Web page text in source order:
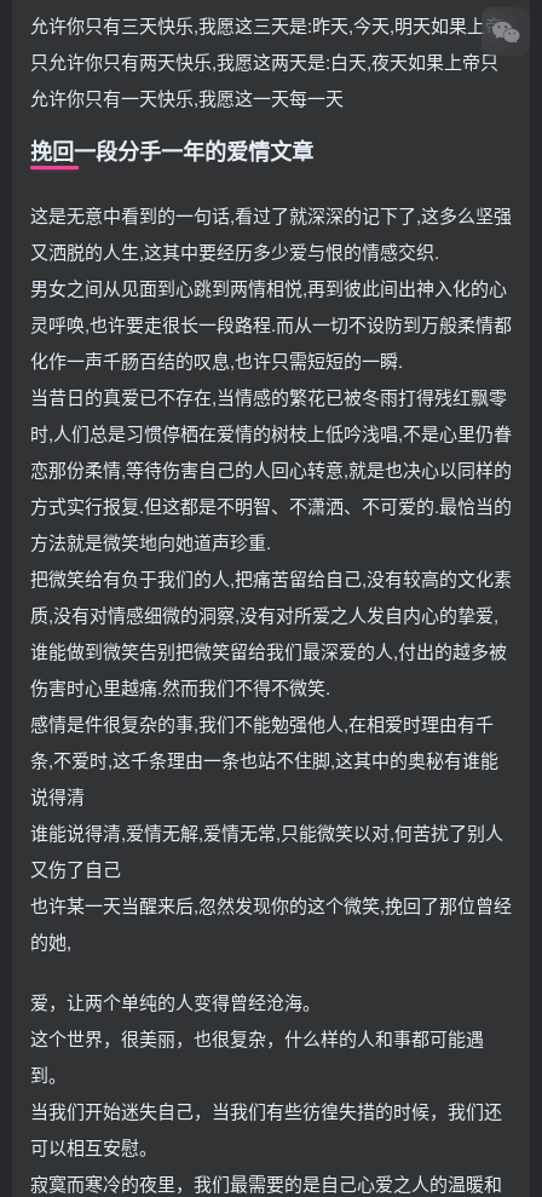
允许你只有三天快乐,我愿这三天是:昨天,今天,明天如果上帝
只允许你只有两天快乐,我愿这两天是:白天,夜天如果上帝只
允许你只有一天快乐,我愿这一天每一天
挽回一段分手一年的爱情文章
这是无意中看到的一句话,看过了就深深的记下了,这多么坚强
又洒脱的人生,这其中要经历多少爱与恨的情感交织.
男女之间从见面到心跳到两情相悦,再到彼此间出神入化的心
灵呼唤,也许要走很长一段路程.而从一切不设防到万般柔情都
化作一声千肠百结的叹息,也许只需短短的一瞬.
当昔日的真爱已不存在,当情感的繁花已被冬雨打得残红飘零
时,人们总是习惯停栖在爱情的树枝上低吟浅唱,不是心里仍眷
恋那份柔情,等待伤害自己的人回心转意,就是也决心以同样的
方式实行报复.但这都是不明智、不潇洒、不可爱的.最恰当的
方法就是微笑地向她道声珍重.
把微笑给有负于我们的人,把痛苦留给自己,没有较高的文化素
质,没有对情感细微的洞察,没有对所爱之人发自内心的挚爱,
谁能做到微笑告别把微笑留给我们最深爱的人,付出的越多被
伤害时心里越痛.然而我们不得不微笑.
感情是件很复杂的事,我们不能勉强他人,在相爱时理由有千
条,不爱时,这千条理由一条也站不住脚,这其中的奥秘有谁能
说得清
谁能说得清,爱情无解,爱情无常,只能微笑以对,何苦扰了别人
又伤了自己
也许某一天当醒来后,忽然发现你的这个微笑,挽回了那位曾经
的她,
爱，让两个单纯的人变得曾经沧海。
这个世界，很美丽，也很复杂，什么样的人和事都可能遇
到。
当我们开始迷失自己，当我们有些彷徨失措的时候，我们还
可以相互安慰。
寂寞而寒冷的夜里，我们最需要的是自己心爱之人的温暖和